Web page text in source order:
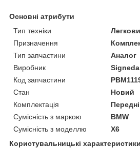
Основні атрибути
Тип техніки
Призначення
Тип запчастини
Аналог
Виробник
Signeda
Код запчастини
Стан
Новий
Комплектація
Сумісність з маркою
BMW
Сумісність з моделлю
X6
Користувальницькі характеристики